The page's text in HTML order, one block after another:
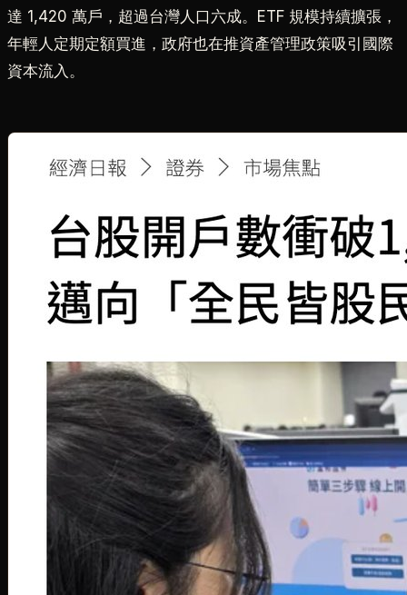
達 1,420 萬戶，超過台灣人口六成。ETF 規模持續擴張，
年輕人定期定額買進，政府也在推資產管理政策吸引國際
資本流入。